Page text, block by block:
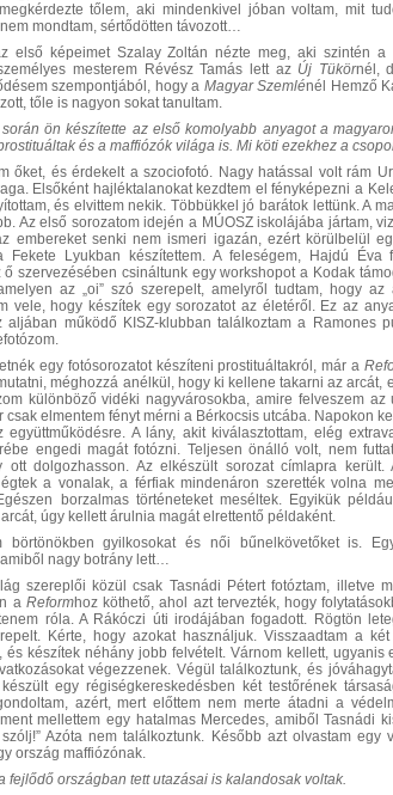
tőlem, aki mindenkivel jóban voltam, mit
mondtam, sértődötten távozott…
első képeimet Szalay Zoltán nézte meg, aki szintén
mesterem Révész Tamás lett az Új Tükörnél,
szempontjából, hogy a Magyar Szemlénél Hemző
tőle is nagyon sokat tanultam.
során önkészítette az első komolyabb anyagot a
és a maffiózók világa is. Mi köti ezekhez a
őket, és érdekelt a szociofotó. Nagy hatással volt rám
Elsőként hajléktalanokat kezdtem el fényképezni a
és elvittem nekik. Többükkel jó barátok lettünk. A
Az első sorozatom idején a MÚOSZ iskolájába jártam,
embereket senki nem ismeri igazán, ezért körülbelül
Fekete Lyukban készítettem. A feleségem, Hajdú
ő szervezésében csináltunk egy workshopot a Kodak
az „oi” szó szerepelt, amelyről tudtam, hogy
vele, hogy készítek egy sorozatot az életéről. Ez az
aljában működő KISZ-klubban találkoztam a Ramones
egy fotósorozatot készíteni prostituáltakról, már a
méghozzá anélkül, hogy ki kellene takarni az arcát,
különböző vidéki nagyvárosokba, amire felveszem
csak elmentem fényt mérni a Bérkocsis utcába. Napokon
együttműködésre. A lány, akit kiválasztottam, elég
engedi magát fotózni. Teljesen önálló volt, nem
ott dolgozhasson. Az elkészült sorozat címlapra
a vonalak, a férfiak mindenáron szerették volna
borzalmas történeteket meséltek. Egyikük
úgy kellett árulnia magát elrettentő példaként.
börtönökben gyilkosokat és női bűnelkövetőket is.
nagy botrány lett…
szereplői közül csak Tasnádi Pétert fotóztam, illetve
a Reformhoz köthető, ahol azt tervezték, hogy
róla. A Rákóczi úti irodájában fogadott. Rögtön
Kérte, hogy azokat használjuk. Visszaadtam a
és készítek néhány jobb felvételt. Várnom kellett,
végezzenek. Végül találkoztunk, és
egy régiségkereskedésben két testőrének
azért, mert előttem nem merte átadni a
mellettem egy hatalmas Mercedes, amiből Tasnádi
szólj!” Azóta nem találkoztunk. Később azt olvastam
ország maffiózónak.
fejlődő országban tett utazásai is kalandosak voltak